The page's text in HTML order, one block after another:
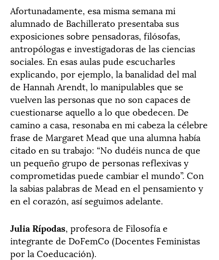
Afortunadamente, esa misma semana mi
alumnado de Bachillerato presentaba sus
exposiciones sobre pensadoras, filósofas,
antropólogas e investigadoras de las ciencias
sociales. En esas aulas pude escucharles
explicando, por ejemplo, la banalidad del mal
de Hannah Arendt, lo manipulables que se
vuelven las personas que no son capaces de
cuestionarse aquello a lo que obedecen. De
camino a casa, resonaba en mi cabeza la célebre
frase de Margaret Mead que una alumna había
citado en su trabajo: “No dudéis nunca de que
un pequeño grupo de personas reflexivas y
comprometidas puede cambiar el mundo”. Con
la sabias palabras de Mead en el pensamiento y
en el corazón, así seguimos adelante.
Julia Rípodas, profesora de Filosofía e
integrante de DoFemCo (Docentes Feministas
por la Coeducación).